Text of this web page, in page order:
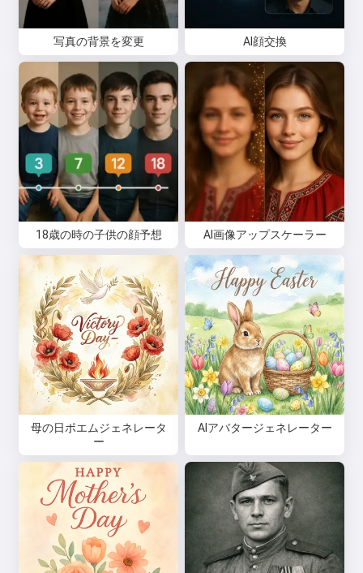
写真の背景を変更 AI顔交換
18歳の時の子供の顔予想 AI画像アップスケーラー
母の日ポエムジェネレータ
ー
AIアバタージェネレーター
こんにちは 👋
私は歌を作成したり、詩やお祝い
メッセージを書けます🥰
無料でお試しください
同意します: 利用規約,
プライバシーポリシー,
返金ポリシー